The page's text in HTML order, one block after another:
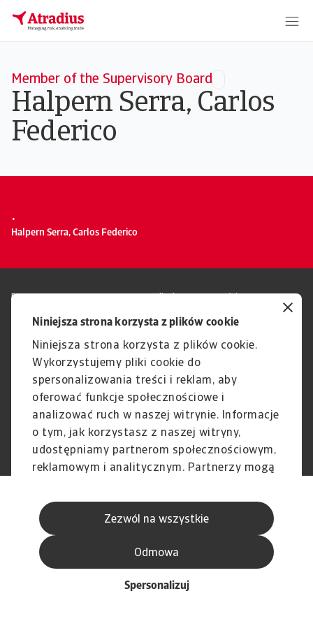
Niniejsza strona korzysta z plików cookie
Niniejsza strona korzysta z plików cookie.
Wykorzystujemy pliki cookie do
spersonalizowania treści i reklam, aby
oferować funkcje społecznościowe i
analizować ruch w naszej witrynie. Informacje
o tym, jak korzystasz z naszej witryny,
udostępniamy partnerom społecznościowym,
reklamowym i analitycznym. Partnerzy mogą
otrzymanymi od Ciebie lub uzyskanymi
podczas korzystania z ich usług.
Zezwól na wszystkie
Spersonalizuj
Odmowa
Member of the Supervisory Board
Halpern Serra, Carlos
Federico
.
Halpern Serra, Carlos Federico
RODO
Phishing i Bezpieczeństwo
Nota prawna
Wyłączenie odpowiedzialności Standardy obsługi klienta
Skargi i reklamacje (Regulamin
obowiązujący od dnia 13 lutego
2026 r.)
Skargi i reklamacje (Regulamin
2026 r.)
© Atradius N.V. 2004 - 2026 A company of